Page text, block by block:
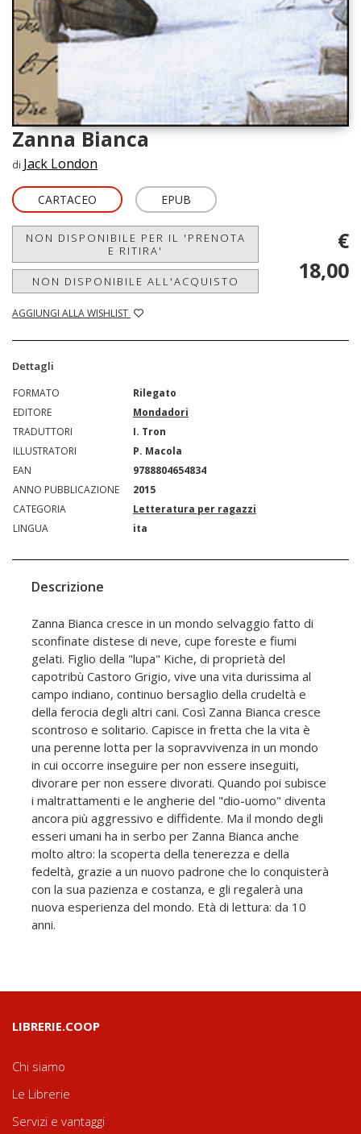
Zanna Bianca
di Jack London
CARTACEO EPUB
NON DISPONIBILE PER IL 'PRENOTA
E RITIRA'
NON DISPONIBILE ALL'ACQUISTO
AGGIUNGI ALLA WISHLIST
€
18,00
Dettagli
FORMATO
Rilegato
EDITORE
Mondadori
TRADUTTORI
I. Tron
ILLUSTRATORI
P. Macola
EAN
9788804654834
ANNO PUBBLICAZIONE
2015
CATEGORIA
Letteratura per ragazzi
LINGUA
ita
Descrizione
Zanna Bianca cresce in un mondo selvaggio fatto di
sconfinate distese di neve, cupe foreste e fiumi
gelati. Figlio della "lupa" Kiche, di proprietà del
capotribù Castoro Grigio, vive una vita durissima al
campo indiano, continuo bersaglio della crudeltà e
della ferocia degli altri cani. Così Zanna Bianca cresce
scontroso e solitario. Capisce in fretta che la vita è
una perenne lotta per la sopravvivenza in un mondo
in cui occorre inseguire per non essere inseguiti,
divorare per non essere divorati. Quando poi subisce
i maltrattamenti e le angherie del "dio-uomo" diventa
ancora più aggressivo e diffidente. Ma il mondo degli
esseri umani ha in serbo per Zanna Bianca anche
molto altro: la scoperta della tenerezza e della
fedeltà, grazie a un nuovo padrone che lo conquisterà
con la sua pazienza e costanza, e gli regalerà una
nuova esperienza del mondo. Età di lettura: da 10
anni.
LIBRERIE.COOP
Chi siamo
Le Librerie
Servizi e vantaggi